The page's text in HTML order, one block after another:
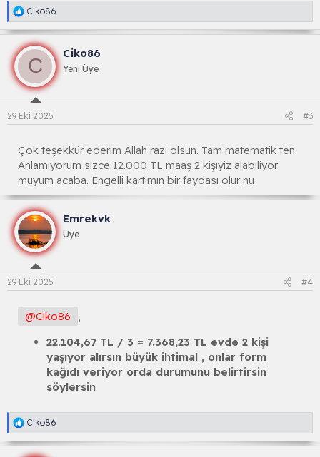
R
e
a
k
y
o
n
l
a
:
Ciko86
C
Ciko86
Yeni Üye
29 Eki 2025 #3
Çok teşekkür ederim Allah razı olsun. Tam matematik ten.
Anlamıyorum sizce 12.000 TL maaş 2 kişıyiz alabiliyor
muyum acaba. Engelli kartımın bir faydası olur nu
Emrekvk
Üye
29 Eki 2025 #4
@Ciko86
22.104,67 TL / 3 = 7.368,23 TL evde 2 kişi
yaşıyor alırsın büyük ihtimal , onlar form
kağıdı veriyor orda durumunu belirtirsin
söylersin
R
e
a
Ciko86